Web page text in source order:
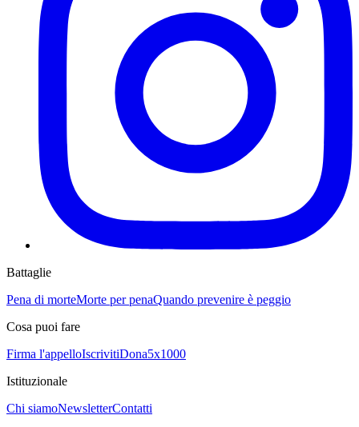
Battaglie
Pena di morteMorte per penaQuando prevenire è peggio
Cosa puoi fare
Firma l'appelloIscrivitiDona5x1000
Istituzionale
Chi siamoNewsletterContatti